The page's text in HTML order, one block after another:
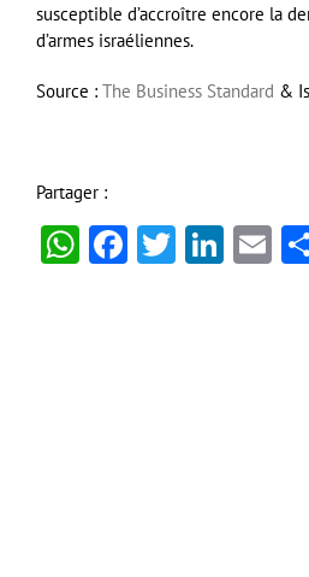
susceptible d’accroître encore la
d’armes israéliennes.
Source : The Business Standard &
Partager :
WhatsApp
Facebook
Twitter